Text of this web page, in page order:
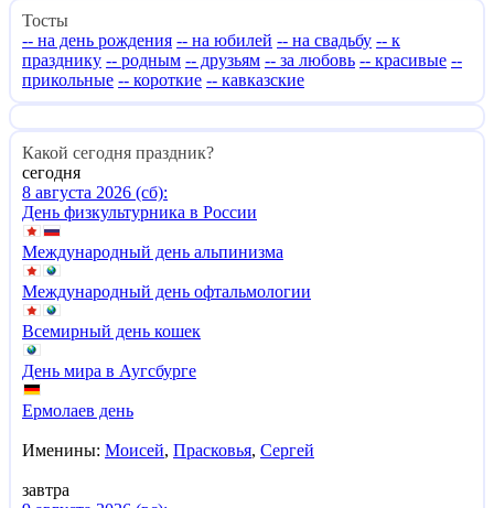
Тосты
-- на день рождения -- на юбилей -- на свадьбу -- к
празднику -- родным -- друзьям -- за любовь -- красивые --
прикольные -- короткие -- кавказские
Какой сегодня праздник?
сегодня
8 августа 2026 (сб):
День физкультурника в России
Международный день альпинизма
Международный день офтальмологии
Всемирный день кошек
День мира в Аугсбурге
Ермолаев день
Именины: Моисей, Прасковья, Сергей
завтра